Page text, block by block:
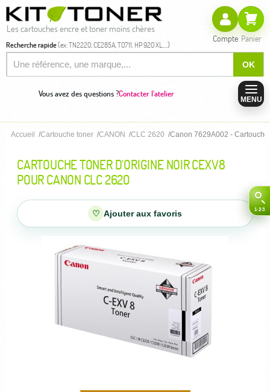
Les cartouches encre et toner moins chères
Recherche rapide(ex: TN2220, CE285A, T0711, HP 920 XL,...)
OK
Compte Panier
Vous avez des questions ?Contacter l'atelier
MENU
Accueil Cartouche toner CANON CLC 2620 Canon 7629A002 -
CARTOUCHE TONER D'ORIGINE NOIR CEXV8
POUR CANON CLC 2620
♡ Ajouter aux favoris